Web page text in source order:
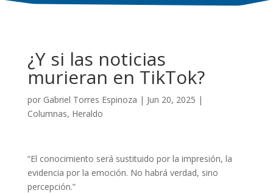
¿Y si las noticias
murieran en TikTok?
por Gabriel Torres Espinoza | Jun 20, 2025 |
Columnas, Heraldo
“El conocimiento será sustituido por la impresión, la
evidencia por la emoción. No habrá verdad, sino
percepción.”